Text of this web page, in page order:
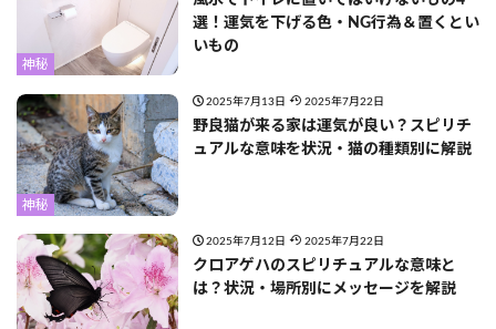
神秘
選！運気を下げる色・NG行為＆置くとい
いもの
神秘
2025年7月13日 2025年7月22日
野良猫が来る家は運気が良い？スピリチ
ュアルな意味を状況・猫の種類別に解説
2025年7月12日 2025年7月22日
クロアゲハのスピリチュアルな意味と
は？状況・場所別にメッセージを解説